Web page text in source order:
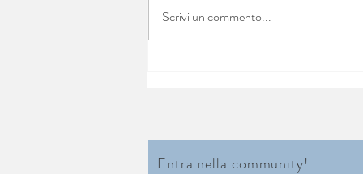
Scrivi un commento...
Entra nella community!